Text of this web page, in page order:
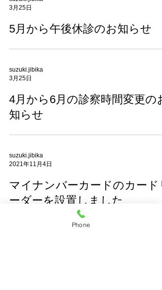
3月25日
5月から午後休診のお知らせ
suzuki.jibika
3月25日
4月から6月の診察時間変更のお
知らせ
suzuki.jibika
2021年11月4日
マイナンバーカードのカード
ーダーを設置しました
Phone